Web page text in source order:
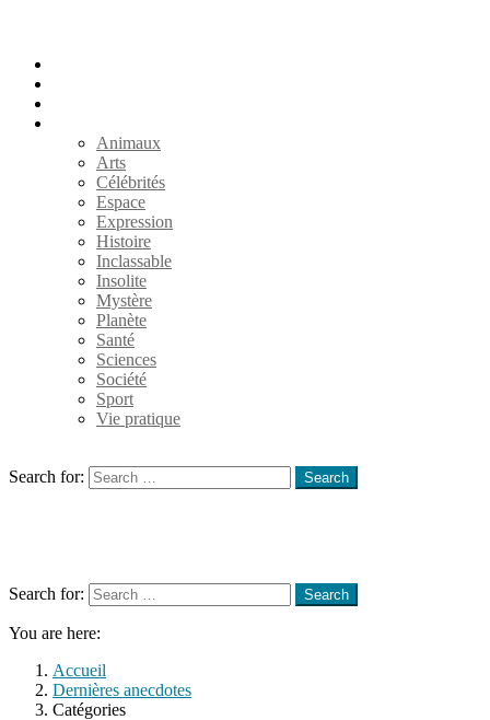
Animaux
Arts
Célébrités
Espace
Expression
Histoire
Inclassable
Insolite
Mystère
Planète
Santé
Sciences
Société
Sport
Vie pratique
Search for:
Search
Search for:
Search
You are here:
Accueil
Dernières anecdotes
Catégories